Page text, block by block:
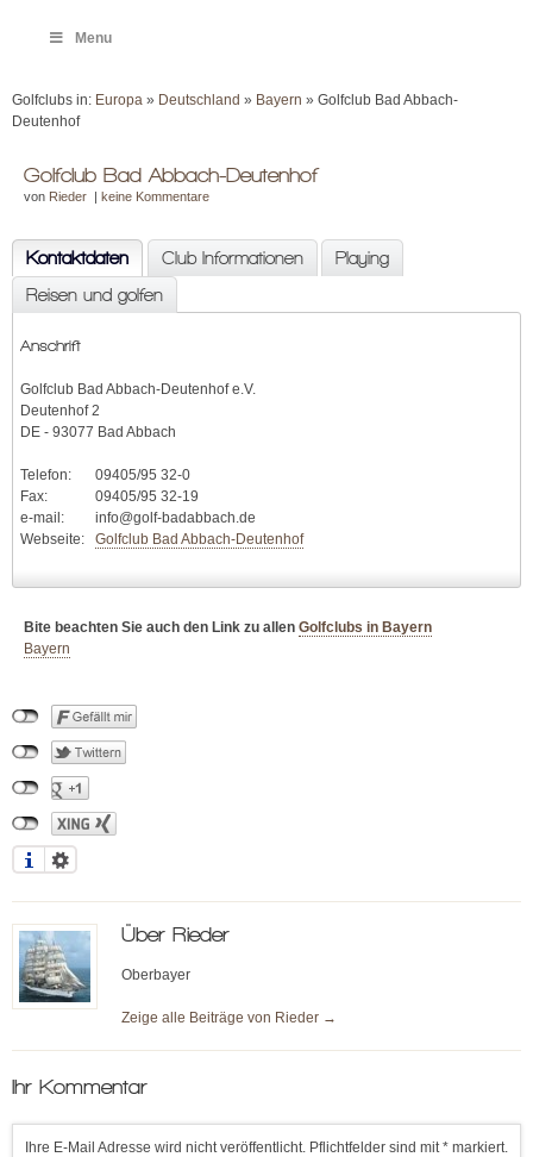
Menu
Golfclubs in: Europa » Deutschland » Bayern » Golfclub Bad Abbach-
Deutenhof
Golfclub Bad Abbach-Deutenhof
von Rieder | keine Kommentare
Kontaktdaten Club Informationen
Playing
Reisen und golfen
Anschrift
Golfclub Bad Abbach-Deutenhof e.V.
Deutenhof 2
DE - 93077 Bad Abbach
Telefon:
09405/95 32-0
Fax:
09405/95 32-19
e-mail:
info@golf-badabbach.de
Webseite:
Golfclub Bad Abbach-Deutenhof
Bite beachten Sie auch den Link zu allen Golfclubs in Bayern
Bayern
Über Rieder
Oberbayer
Zeige alle Beiträge von Rieder →
Ihr Kommentar
Ihre E-Mail Adresse wird nicht veröffentlicht. Pflichtfelder sind mit * markiert.